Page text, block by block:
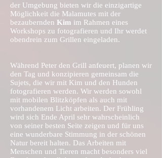
der Umgebung bieten wir die einzigartige
Möglichkeit die Malamutes mit der
bezaubernden Kim im Rahmen eines
Workshops zu fotografieren und Ihr werdet
obendrein zum Grillen eingeladen.
Während Peter den Grill anfeuert, planen wir
den Tag und konzipieren gemeinsam die
Sujets, die wir mit Kim und den Hunden
fotografieren werden. Wir werden sowohl
mit mobilen Blitzköpfen als auch mit
vorhandenem Licht arbeiten. Der Frühling
wird sich Ende April sehr wahrscheinlich
von seiner besten Seite zeigen und für uns
eine wunderbare Stimmung in der schönen
Natur bereit halten. Das Arbeiten mit
Menschen und Tieren macht besonders viel